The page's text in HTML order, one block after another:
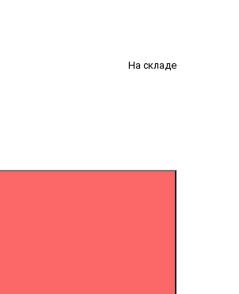
На складе